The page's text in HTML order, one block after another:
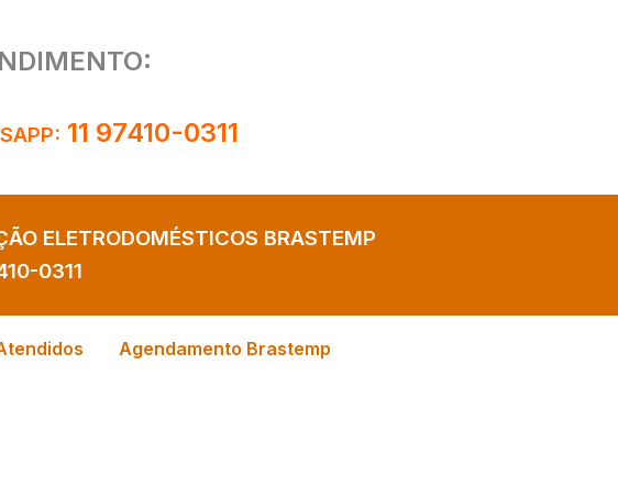
11 97410-0311
ELETRODOMÉSTICOS BRASTEMP
0311
Agendamento Brastemp